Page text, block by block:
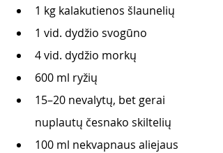
1 kg kalakutienos šlaunelių
1 vid. dydžio svogūno
4 vid. dydžio morkų
600 ml ryžių
15–20 nevalytų, bet gerai
nuplautų česnako skiltelių
100 ml nekvapnaus aliejaus